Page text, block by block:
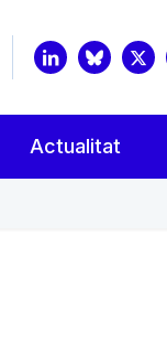
Actualitat